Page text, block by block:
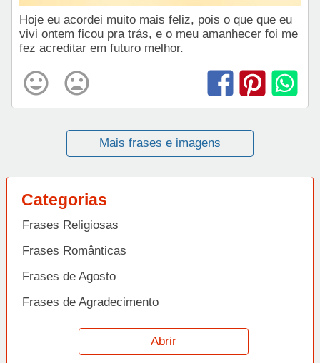
Hoje eu acordei muito mais feliz, pois o que que eu
vivi ontem ficou pra trás, e o meu amanhecer foi me
fez acreditar em futuro melhor.
Mais frases e imagens
Categorias
Frases Religiosas
Frases Românticas
Frases de Agosto
Frases de Agradecimento
Frases de Amizade
Frases de Amor
Abrir